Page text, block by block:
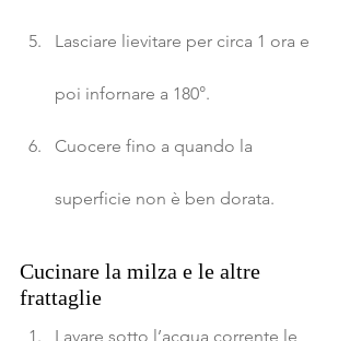
Lasciare lievitare per circa 1 ora e
poi infornare a 180°.
Cuocere fino a quando la
superficie non è ben dorata.
Cucinare la milza e le altre
frattaglie
Lavare sotto l’acqua corrente le